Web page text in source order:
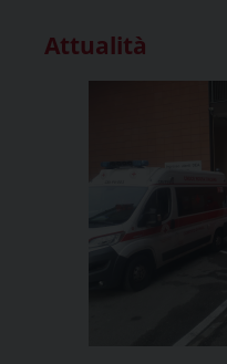
Attualità